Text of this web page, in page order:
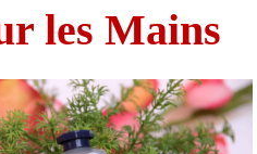
les Mains